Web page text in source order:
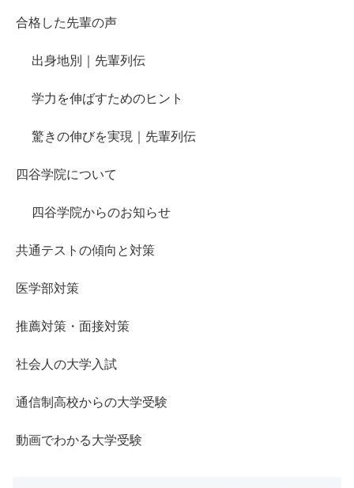
合格した先輩の声
出身地別｜先輩列伝
学力を伸ばすためのヒント
驚きの伸びを実現｜先輩列伝
四谷学院について
四谷学院からのお知らせ
共通テストの傾向と対策
医学部対策
推薦対策・面接対策
社会人の大学入試
通信制高校からの大学受験
動画でわかる大学受験